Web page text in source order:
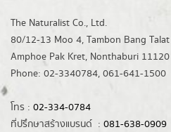
The Naturalist Co., Ltd.
80/12-13 Moo 4, Tambon Bang Talat
Amphoe Pak Kret, Nonthaburi
Phone: 02-3340784, 061-641-1500
โทร : 02-334-0784
ที่ปรึกษาสร้างแบรนด์ : 081-638-0909